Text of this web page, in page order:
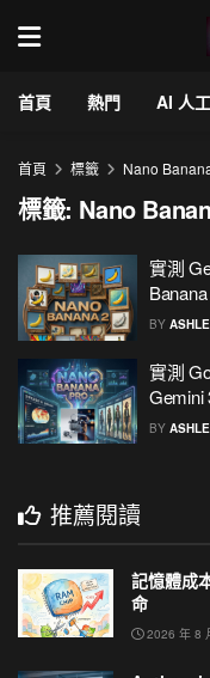
首頁 熱門 AI 人
首頁 標籤 Nano
標籤: Nano
實測
BY
實測
Gemini
BY
推薦閱讀
記憶體成
命
2026 年 8